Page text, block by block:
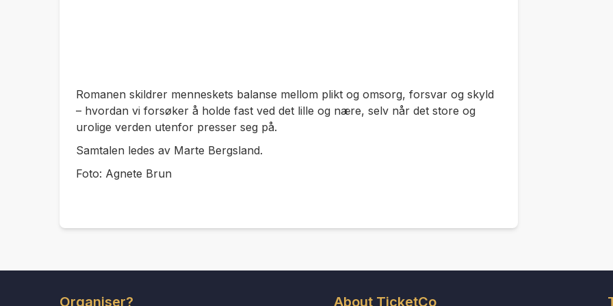
Romanen skildrer menneskets balanse mellom plikt og omsorg, forsvar og skyld
– hvordan vi forsøker å holde fast ved det lille og nære, selv når det store og
urolige verden utenfor presser seg på.
Samtalen ledes av Marte Bergsland.
Foto: Agnete Brun
Organiser? About TicketCo